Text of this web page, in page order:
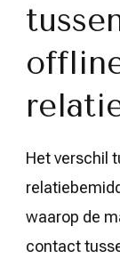
Het verschil
waarop de
contact